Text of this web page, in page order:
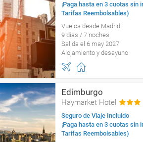
¡Paga hasta en 3 cuotas sin
Tarifas Reembolsables)
Vuelos desde Madrid
9 días / 7 noches
Salida el 6 may 2027
Alojamiento y desayuno
Edimburgo
Haymarket Hotel
Seguro de Viaje Incluido
¡Paga hasta en 3 cuotas sin
Tarifas Reembolsables)